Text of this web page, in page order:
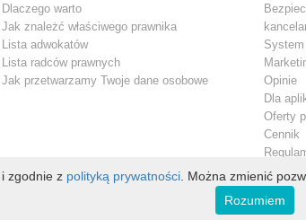
Dlaczego warto
Jak znależć właściwego prawnika
Lista adwokatów
Lista radców prawnych
Jak przetwarzamy Twoje dane osobowe
System
Opinie
Dla
Oferty
Cennik
Jak
Konto
Kontakt
zgodnie z polityką prywatności . Można zmienić
Rozumiem